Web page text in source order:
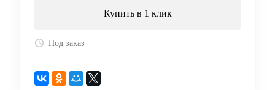
Купить в 1 клик
Под заказ